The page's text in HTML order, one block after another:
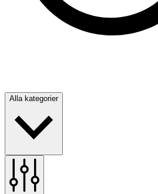
Alla kategorier